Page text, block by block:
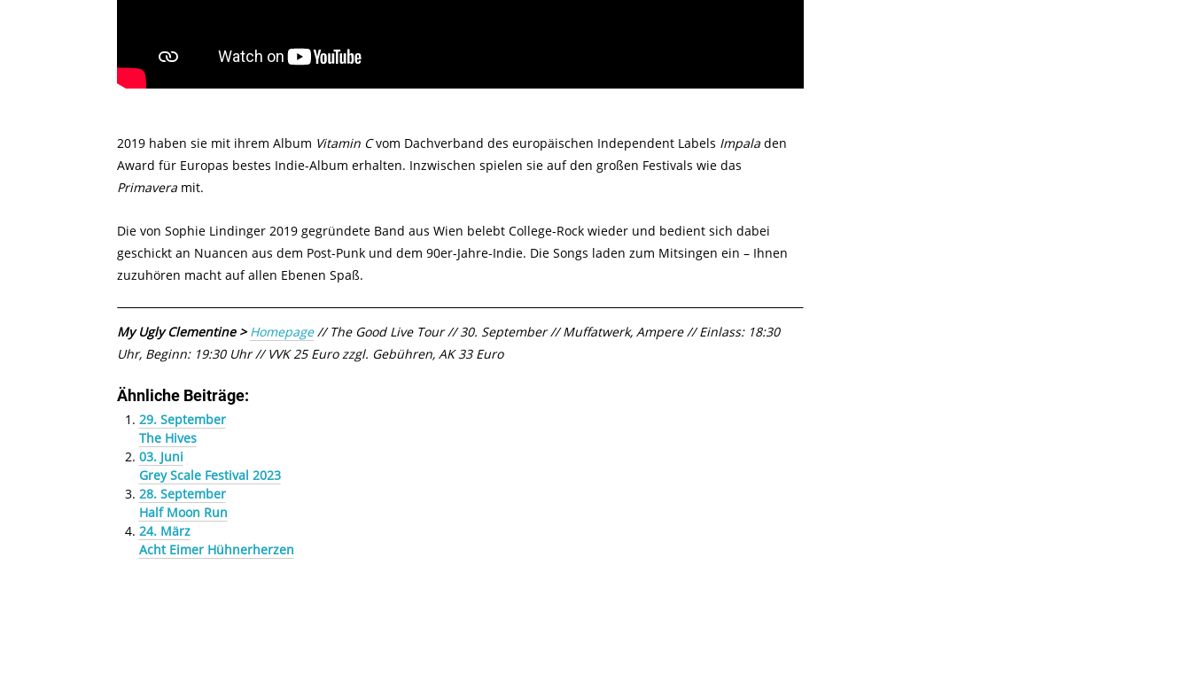
2019 haben sie mit ihrem Album Vitamin Cvom Dachverband des europäischen Independent Labels Impala den
Award für Europas bestes Indie-Album erhalten. Inzwischen spielen sie auf den großen Festivals wie das
Primavera mit.
Die von Sophie Lindinger 2019 gegründete Band aus Wien belebt College-Rock wieder und bedient sich dabei
geschickt an Nuancen aus dem Post-Punk und dem 90er-Jahre-Indie. Die Songs laden zum Mitsingen ein – Ihnen
zuzuhören macht auf allen Ebenen Spaß.
My Ugly Clementine > Homepage// The Good Live Tour // 30. September // Muffatwerk, Ampere // Einlass: 18:30
Uhr, Beginn: 19:30 Uhr // VVK 25 Euro zzgl. Gebühren, AK 33 Euro
Ähnliche Beiträge:
29. September
The Hives
03. Juni
Grey Scale Festival 2023
28. September
Half Moon Run
24. März
Acht Eimer Hühnerherzen